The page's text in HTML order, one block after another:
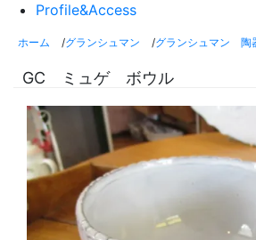
Profile&Access
ホーム /グランシュマン /グランシュマン 陶
GC ミュゲ ボウル